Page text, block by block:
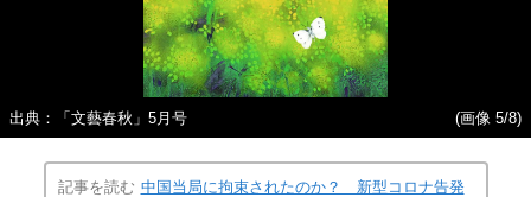
出典：「文藝春秋」5月号 (画像 5/8)
記事を読む 中国当局に拘束されたのか？ 新型コロナ告発